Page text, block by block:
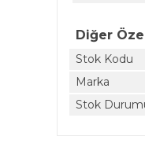
Diğer
Stok Kodu
Marka
Stok